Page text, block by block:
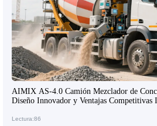
AIMIX AS-4.0 Camión Mezclador de
Diseño Innovador y Ventajas Competitivas
Lectura:86